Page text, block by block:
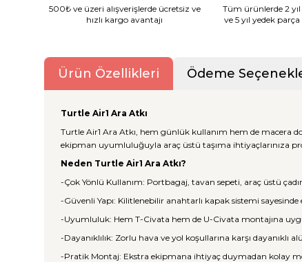
500₺ ve üzeri alışverişlerde ücretsiz ve
hızlı kargo avantajı
Tüm ürünlerde 2
ve 5 yıl yedek
Ürün Özellikleri Ödeme
Turtle Air1 Ara Atkı
Turtle Air1 Ara Atkı, hem günlük kullanım hem de macera
ekipman uyumluluğuyla araç üstü taşıma ihtiyaçlarınıza
Neden Turtle Air1 Ara Atkı?
-Çok Yönlü Kullanım: Portbagaj, tavan sepeti, araç üstü
-Güvenli Yapı: Kilitlenebilir anahtarlı kapak sistemi
-Uyumluluk: Hem T-Civata hem de U-Civata montajına
-Dayanıklılık: Zorlu hava ve yol koşullarına karşı
-Pratik Montaj: Ekstra ekipmana ihtiyaç duymadan kolay